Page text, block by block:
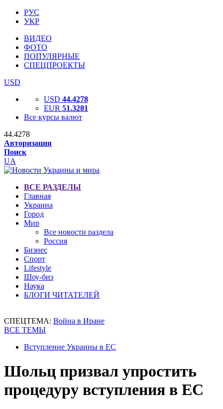
РУС
УКР
ВИДЕО
ФОТО
ПОПУЛЯРНЫЕ
СПЕЦПРОЕКТЫ
USD
USD 44.4278
EUR 51.3281
Все курсы валют
44.4278
Авторизация
Поиск
UA
ВСЕ РАЗДЕЛЫ
Главная
Украина
Город
Мир
Все новости раздела
Россия
Бизнес
Спорт
Lifestyle
Шоу-биз
Наука
БЛОГИ ЧИТАТЕЛЕЙ
СПЕЦТЕМА: Война в Иране
ВСЕ ТЕМЫ
Вступление Украины в ЕС
Шольц призвал упростить
процедуру вступления в ЕС